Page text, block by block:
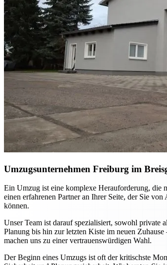
Umzugsunternehmen Freiburg im
Ein Umzug ist eine komplexe Herauforderung, die
einen erfahrenen Partner an Ihrer Seite, der Sie
können.
Unser Team ist darauf spezialisiert, sowohl private
Planung bis hin zur letzten Kiste im neuen
machen uns zu einer vertrauenswürdigen Wahl.
Der Beginn eines Umzugs ist oft der kritischste